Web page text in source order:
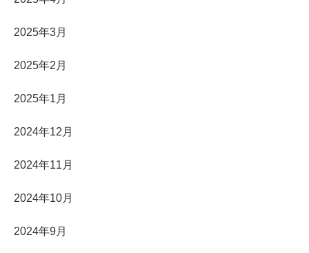
2025年3月
2025年2月
2025年1月
2024年12月
2024年11月
2024年10月
2024年9月